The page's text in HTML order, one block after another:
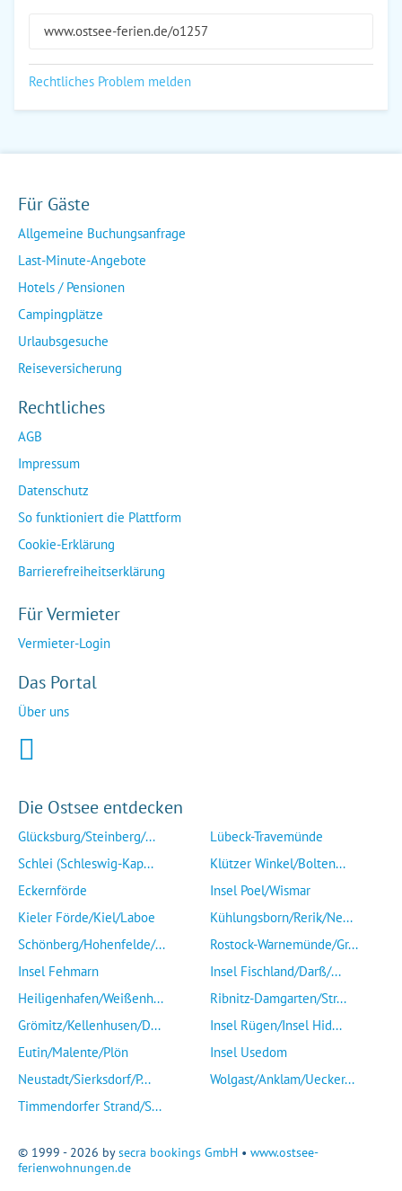
www.ostsee-ferien.de/o1257
Rechtliches Problem melden
Für Gäste
Allgemeine Buchungsanfrage
Last-Minute-Angebote
Hotels / Pensionen
Campingplätze
Urlaubsgesuche
Reiseversicherung
Rechtliches
AGB
Impressum
Datenschutz
So funktioniert die Plattform
Cookie-Erklärung
Barrierefreiheitserklärung
Für Vermieter
Vermieter-Login
Das Portal
Über uns
Die Ostsee entdecken
Glücksburg/Steinberg/...
Schlei (Schleswig-Kap...
Eckernförde
Kieler Förde/Kiel/Laboe
Schönberg/Hohenfelde/...
Insel Fehmarn
Heiligenhafen/Weißenh...
Grömitz/Kellenhusen/D...
Eutin/Malente/Plön
Neustadt/Sierksdorf/P...
Timmendorfer Strand/S...
Lübeck-Travemünde
Klützer Winkel/Bolten...
Insel Poel/Wismar
Kühlungsborn/Rerik/Ne...
Rostock-Warnemünde/Gr...
Insel Fischland/Darß/...
Ribnitz-Damgarten/Str...
Insel Rügen/Insel Hid...
Insel Usedom
Wolgast/Anklam/Uecker...
© 1999 - 2026 bysecra bookings GmbH • www.ostsee-
ferienwohnungen.de